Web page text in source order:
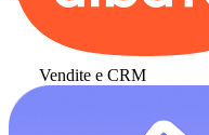
Vendite e CRM